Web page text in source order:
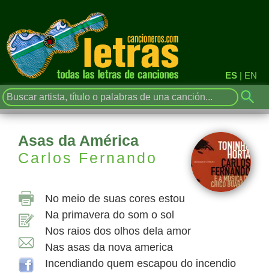
ES | EN
Asas da América
Carlos Fernando
No meio de suas cores estou
Na primavera do som o sol
Nos raios dos olhos dela amor
Nas asas da nova america
Incendiando quem escapou do incendio